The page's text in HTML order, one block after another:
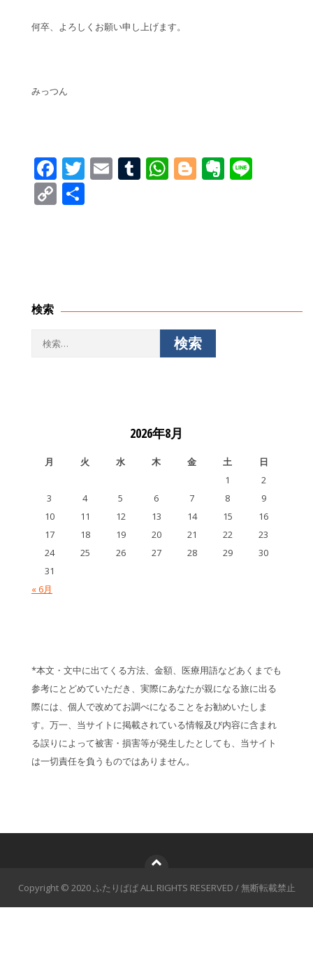
何卒、よろしくお願い申し上げます。
みっつん
Facebook
Twitter
EmailTumblr
WhatsApp
Blogger
Copy
検索
2026年8月
月 火 水 木 金 土
日
1
2
3
4 5 6 7 8
9
10
11 12 13 14 15
16
17
18 19 20 21 22
23
24
25 26 27 28 29
30
31
« 6月
*本文・文中に出てくる方法、金額、医療用語などあくまでも
参考にとどめていただき、実際にあなたが親になる旅に出る
際には、個人で改めてお調べになることをお勧めいたしま
す。万一、当サイトに掲載されている情報及び内容に含まれ
る誤りによって被害・損害等が発生したとしても、当サイト
は一切責任を負うものではありません。
Copyright © 2020 ふたりぱぱ ALL RIGHTS RESERVED / 無断転載禁止